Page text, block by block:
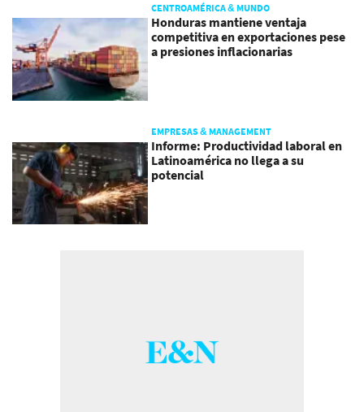
CENTROAMÉRICA & MUNDO
Honduras mantiene ventaja
competitiva en exportaciones pese
a presiones inflacionarias
EMPRESAS & MANAGEMENT
Informe: Productividad laboral en
Latinoamérica no llega a su
potencial